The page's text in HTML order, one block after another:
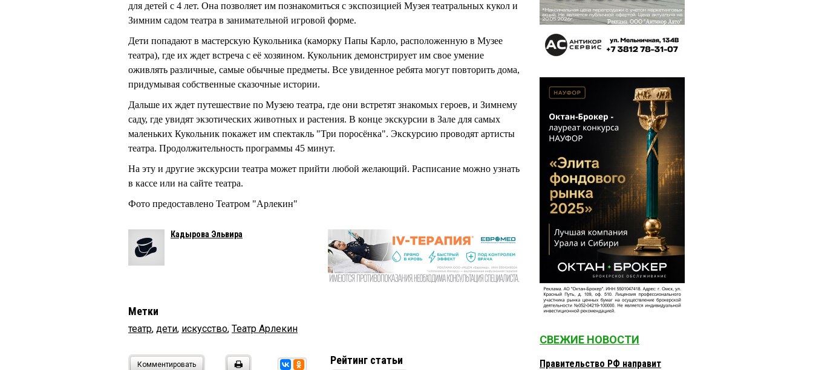
для детей с 4 лет. Она позволяет им познакомиться с экспозицией Музея театральных кукол и
Зимним садом театра в занимательной игровой форме.
Дети попадают в мастерскую Кукольника (каморку Папы Карло, расположенную в Музее
театра), где их ждет встреча с её хозяином. Кукольник демонстрирует им свое умение
оживлять различные, самые обычные предметы. Все увиденное ребята могут повторить дома,
придумывая собственные сказочные истории.
Дальше их ждет путешествие по Музею театра, где они встретят знакомых героев, и Зимнему
саду, где увидят экзотических животных и растения. В конце экскурсии в Зале для самых
маленьких Кукольник покажет им спектакль "Три поросёнка". Экскурсию проводят артисты
театра. Продолжительность программы 45 минут.
На эту и другие экскурсии театра может прийти любой желающий. Расписание можно узнать
в кассе или на сайте театра.
Фото предоставлено Театром "Арлекин"
Кадырова Эльвира
Метки
театр, дети, искусство, Театр Арлекин
Комментировать Рейтинг статьи
СВЕЖИЕ НОВОСТИ
Правительство РФ направит